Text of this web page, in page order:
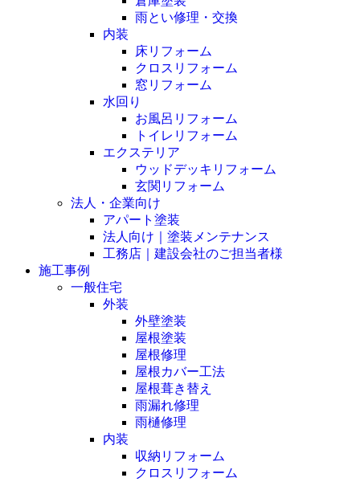
雨とい修理・交換
内装
床リフォーム
クロスリフォーム
窓リフォーム
水回り
お風呂リフォーム
トイレリフォーム
エクステリア
ウッドデッキリフォーム
玄関リフォーム
法人・企業向け
アパート塗装
法人向け｜塗装メンテナンス
工務店｜建設会社のご担当者様
施工事例
一般住宅
外装
外壁塗装
屋根塗装
屋根修理
屋根カバー工法
屋根葺き替え
雨漏れ修理
雨樋修理
内装
収納リフォーム
クロスリフォーム